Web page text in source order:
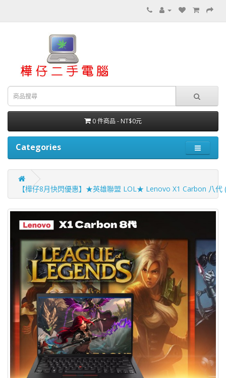
0 件商品 - NT$0元
Categories
【樺仔8月快閃優惠】★英雄聯盟 LOL★ Lenovo X1 Carbon 八代